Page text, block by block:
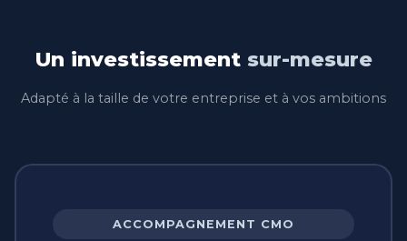
Un investissement sur-mesure
Adapté à la taille de votre entreprise et à vos ambitions
ACCOMPAGNEMENT CMO